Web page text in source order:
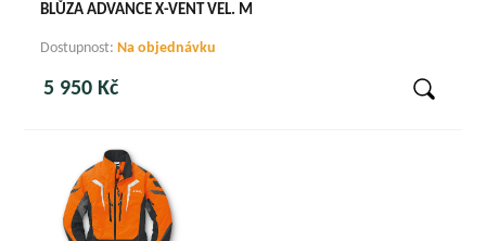
BLŮZA ADVANCE X-VENT VEL. M
Dostupnost: Na objednávku
5 950 Kč